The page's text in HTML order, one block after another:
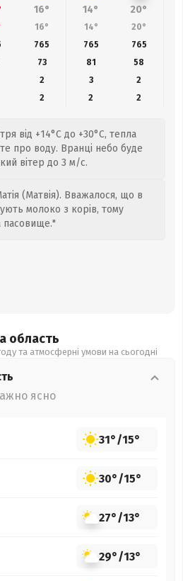
16° 14° 20°
16° 14° 20°
765 765 765
73 81 58
2 3
2
2 2 2
від +14°C до +30°C, тепла
про воду. Вранці небо буде
вітер до 3 м/с.
(Матвія). Вважалося, що в
молоко з корів, тому
пасовище."
область
та атмосферні умови на сьогодні
ясно
31°/15°
30°/15°
27°/13°
29°/13°